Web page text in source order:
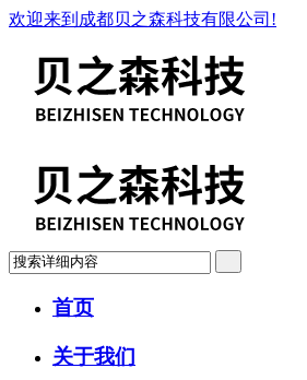
欢迎来到成都贝之森科技有限公司!
首页
关于我们